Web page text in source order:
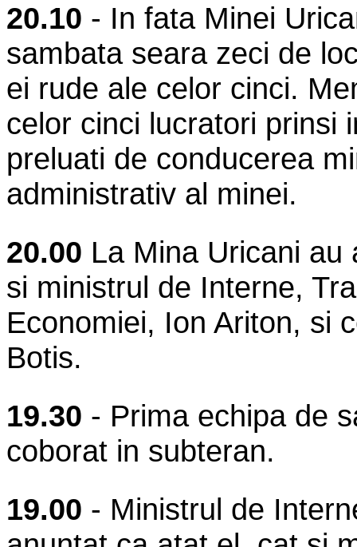
20.10 - In fata Minei
sambata seara zeci de
ei rude ale celor cinci.
celor cinci lucratori prinsi
preluati de conducerea
administrativ al minei.
20.00 La Mina Uricani au
si ministrul de Interne,
Economiei, Ion Ariton, si
Botis.
19.30 - Prima echipa de
coborat in subteran.
19.00 - Ministrul de